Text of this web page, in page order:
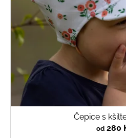
Čepice s
od 280